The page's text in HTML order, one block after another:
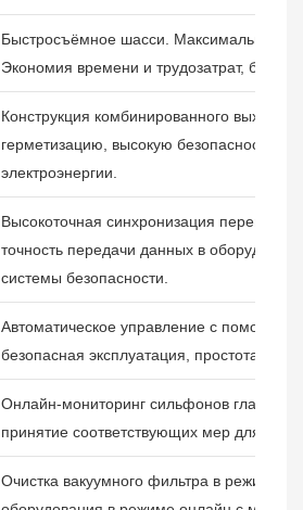
Быстросъёмное шасси. Максимальный
Экономия времени и трудозатрат,
Конструкция комбинированного
герметизацию, высокую безопасность и
электроэнергии.
Высокоточная синхронизация
точность передачи данных в
системы безопасности.
Автоматическое управление с помощью
безопасная эксплуатация, простота и
Онлайн-мониторинг сильфонов
принятие соответствующих мер для
Очистка вакуумного фильтра в режиме